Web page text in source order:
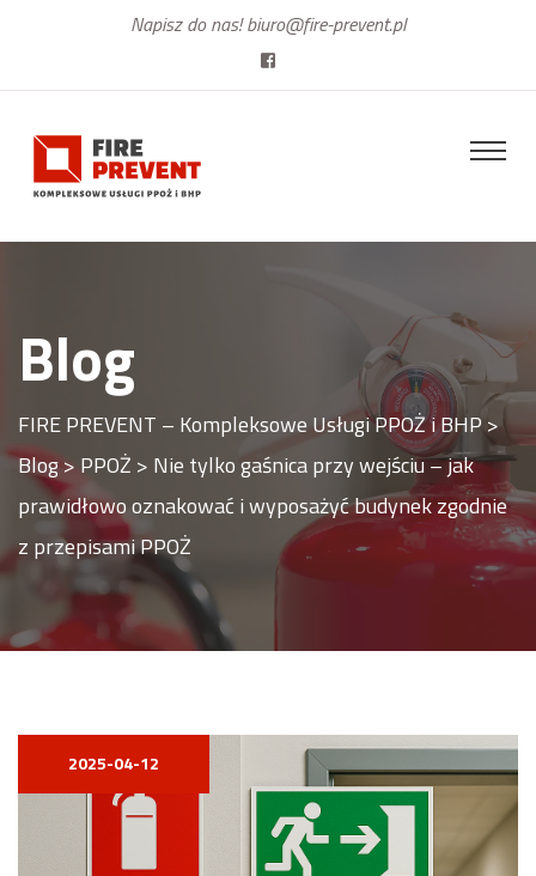
Napisz do nas!biuro@fire-prevent.pl
Blog
FIRE PREVENT – Kompleksowe Usługi PPOŻ i BHP>
Blog> PPOŻ > Nie tylko gaśnica przy wejściu – jak
prawidłowo oznakować i wyposażyć budynek zgodnie
z przepisami PPOŻ
2025-04-12